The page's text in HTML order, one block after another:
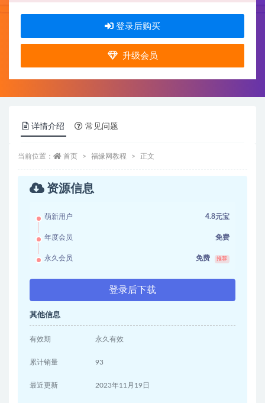
登录后购买
升级会员
详情介绍 常见问题
当前位置： 首页 福缘网教程 正文
资源信息
萌新用户 4.8元宝
年度会员 免费
永久会员 免费 推荐
登录后下载
其他信息
有效期 永久有效
累计销量 93
最近更新 2023年11月19日